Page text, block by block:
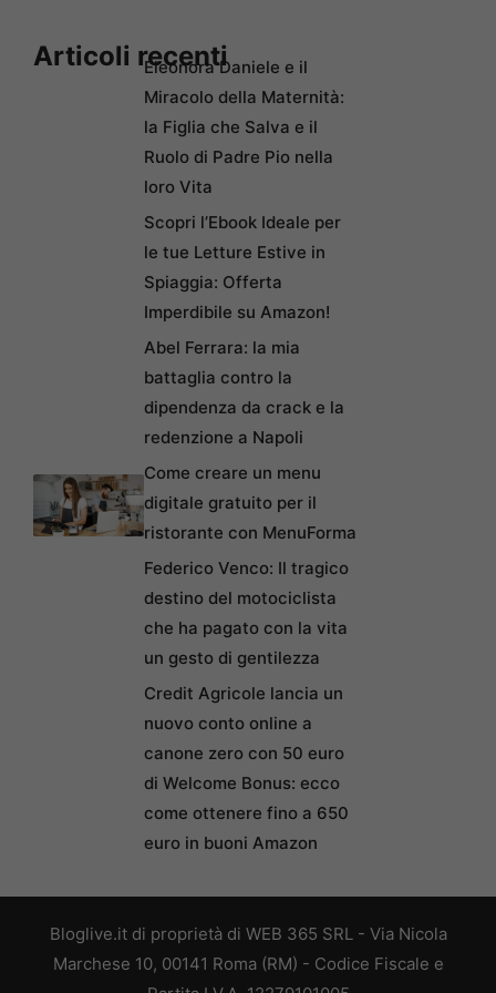
Articoli recentiEleonora Daniele e il
Miracolo della Maternità:
la Figlia che Salva e il
Ruolo di Padre Pio nella
loro Vita
Scopri l’Ebook Ideale per
le tue Letture Estive in
Spiaggia: Offerta
Imperdibile su Amazon!
Abel Ferrara: la mia
battaglia contro la
dipendenza da crack e la
redenzione a Napoli
Come creare un menu
digitale gratuito per il
ristorante con MenuForma
Federico Venco: Il tragico
destino del motociclista
che ha pagato con la vita
un gesto di gentilezza
Credit Agricole lancia un
nuovo conto online a
canone zero con 50 euro
di Welcome Bonus: ecco
come ottenere fino a 650
euro in buoni Amazon
Bloglive.it di proprietà di WEB 365 SRL - Via Nicola
Marchese 10, 00141 Roma (RM) - Codice Fiscale e